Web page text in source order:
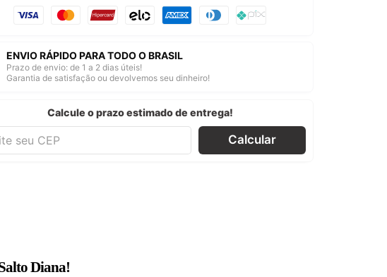
ENVIO RÁPIDO PARA TODO O BRASIL
Prazo de envio: de 1 a 2 dias úteis!
Garantia de satisfação ou devolvemos seu dinheiro!
Calcule o prazo estimado de entrega!
Calcular
Diana!